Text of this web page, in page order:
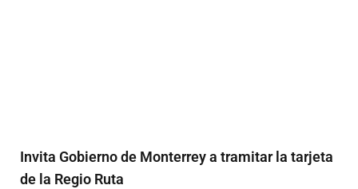
Invita Gobierno de Monterrey a tramitar la tarjeta
de la Regio Ruta